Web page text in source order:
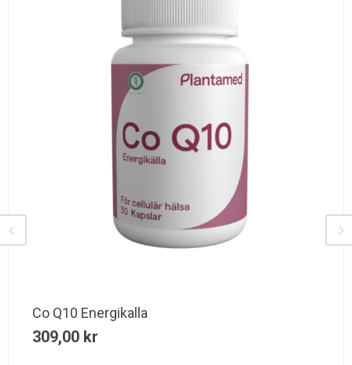
Co Q10 Energikalla
309,00 kr